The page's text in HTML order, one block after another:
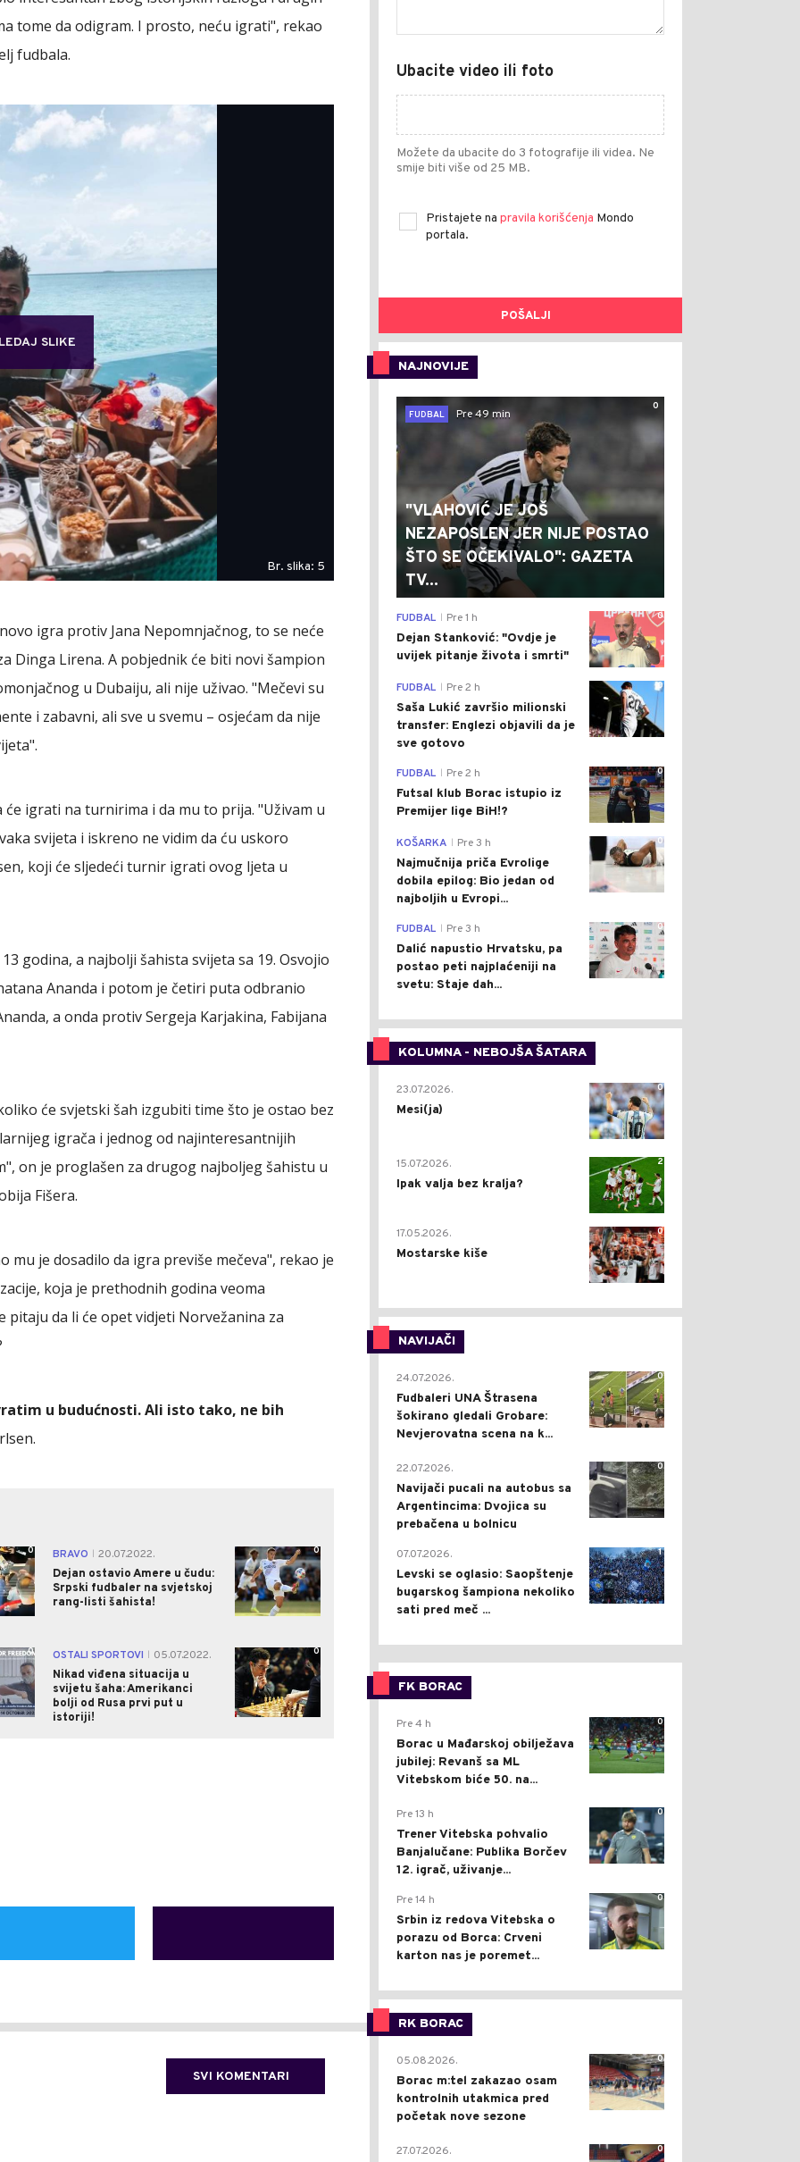
tome da odigram. I prosto, neću igrati", rekao
fudbala.
SLIKE
Br. slika: 5
igra protiv Jana Nepomnjačnog, to se neće
Dinga Lirena. A pobjednik će biti novi šampion
u Dubaiju, ali nije uživao. "Mečevi su
i zabavni, ali sve u svemu – osjećam da nije
igrati na turnirima i da mu to prija. "Uživam u
svijeta i iskreno ne vidim da ću uskoro
koji će sljedeći turnir igrati ovog ljeta u
godina, a najbolji šahista svijeta sa 19. Osvojio
Ananda i potom je četiri puta odbranio
a onda protiv Sergeja Karjakina, Fabijana
će svjetski šah izgubiti time što je ostao bez
igrača i jednog od najinteresantnijih
on je proglašen za drugog najboljeg šahistu u
Fišera.
mu je dosadilo da igra previše mečeva", rekao je
koja je prethodnih godina veoma
pitaju da li će opet vidjeti Norvežanina za
u budućnosti. Ali isto tako, ne bih
0 BRAVO
20.07.2022.
Dejan ostavio Amere u čudu:
Srpski fudbaler na svjetskoj
rang-listi šahista!
0
0 OSTALI SPORTOVI
05.07.2022.
Nikad viđena situacija u
svijetu šaha: Amerikanci
bolji od Rusa prvi put u
istoriji!
0
SVI KOMENTARI
Ubacite video ili foto
Možete da ubacite do 3 fotografije ili videa. Ne
smije biti više od 25 MB.
Pristajete na pravila korišćenja Mondo
portala.
POŠALJI
NAJNOVIJE
0
FUDBAL
Pre 49 min
"VLAHOVIĆ JE JOŠ
NEZAPOSLEN JER NIJE POSTAO
ŠTO SE OČEKIVALO": GAZETA
TV...
0
FUDBAL Pre 1 h
Dejan Stanković: "Ovdje je
uvijek pitanje života i smrti"
0
FUDBAL Pre 2 h
Saša Lukić završio milionski
transfer: Englezi objavili da je
sve gotovo
0
FUDBAL Pre 2 h
Futsal klub Borac istupio iz
Premijer lige BiH!?
0
KOŠARKA Pre 3 h
Najmučnija priča Evrolige
dobila epilog: Bio jedan od
najboljih u Evropi...
0
FUDBAL Pre 3 h
Dalić napustio Hrvatsku, pa
postao peti najplaćeniji na
svetu: Staje dah...
KOLUMNA - NEBOJŠA ŠATARA
0
23.07.2026.
Mesi(ja)
2
15.07.2026.
Ipak valja bez kralja?
0
17.05.2026.
Mostarske kiše
NAVIJAČI
0
24.07.2026.
Fudbaleri UNA Štrasena
šokirano gledali Grobare:
Nevjerovatna scena na k...
0
22.07.2026.
Navijači pucali na autobus sa
Argentincima: Dvojica su
prebačena u bolnicu
1
07.07.2026.
Levski se oglasio: Saopštenje
bugarskog šampiona nekoliko
sati pred meč ...
FK BORAC
0
Pre 4 h
Borac u Mađarskoj obilježava
jubilej: Revanš sa ML
Vitebskom biće 50. na...
0
Pre 13 h
Trener Vitebska pohvalio
Banjalučane: Publika Borčev
12. igrač, uživanje...
0
Pre 14 h
Srbin iz redova Vitebska o
porazu od Borca: Crveni
karton nas je poremet...
RK BORAC
0
05.08.2026.
Borac m:tel zakazao osam
kontrolnih utakmica pred
početak nove sezone
0
27.07.2026.